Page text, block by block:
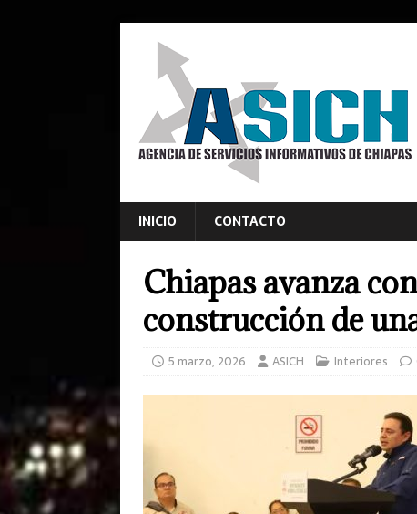
INICIO CONTACTO
Chiapas avanza
construcción de
5 marzo, 2026 ASICH Interiores